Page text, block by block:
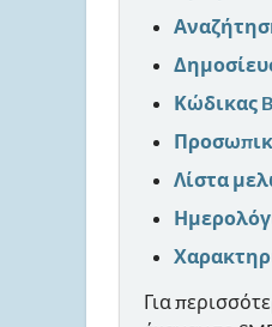
Κώδικας
Λίστα
Για